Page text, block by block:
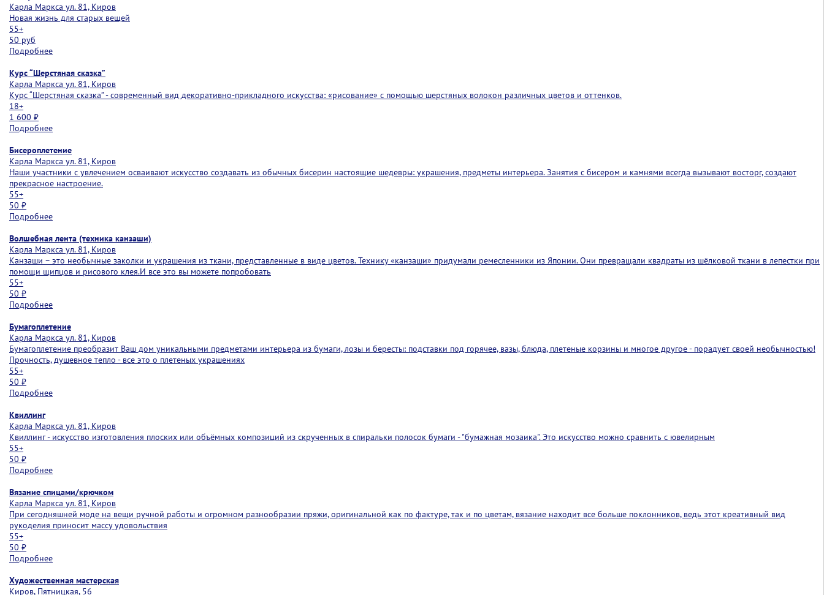
Карла Маркса ул. 81, Киров
Новая жизнь для старых вещей
55+
50 руб
Подробнее
Курс “Шерстяная сказка”
Карла Маркса ул. 81, Киров
Курс “Шерстяная сказка” - современный вид декоративно-прикладного искусства: «рисование» с помощью шерстяных волокон различных цветов и оттенков.
18+
1 600 ₽
Подробнее
Бисероплетение
Карла Маркса ул. 81, Киров
Наши участники с увлечением осваивают искусство создавать из обычных бисерин настоящие шедевры: украшения, предметы интерьера. Занятия с бисером и камнями всегда вызывают восторг, создают
прекрасное настроение.
55+
50 ₽
Подробнее
Волшебная лента (техника канзаши)
Карла Маркса ул. 81, Киров
Канзаши – это необычные заколки и украшения из ткани, представленные в виде цветов. Технику «канзаши» придумали ремесленники из Японии. Они превращали квадраты из шёлковой ткани в лепестки при
помощи щипцов и рисового клея.И все это вы можете попробовать
55+
50 ₽
Подробнее
Бумагоплетение
Карла Маркса ул. 81, Киров
Бумагоплетение преобразит Ваш дом уникальными предметами интерьера из бумаги, лозы и бересты: подставки под горячее, вазы, блюда, плетеные корзины и многое другое - порадует своей необычностью!
Прочность, душевное тепло - все это о плетеных украшениях
55+
50 ₽
Подробнее
Квиллинг
Карла Маркса ул. 81, Киров
Квиллинг - искусство изготовления плоских или объёмных композиций из скрученных в спиральки полосок бумаги - "бумажная мозаика". Это искусство можно сравнить с ювелирным
55+
50 ₽
Подробнее
Вязание спицами/крючком
Карла Маркса ул. 81, Киров
При сегодняшней моде на вещи ручной работы и огромном разнообразии пряжи, оригинальной как по фактуре, так и по цветам, вязание находит все больше поклонников, ведь этот креативный вид
рукоделия приносит массу удовольствия
55+
50 ₽
Подробнее
Художественная мастерская
Киров, Пятницкая, 56